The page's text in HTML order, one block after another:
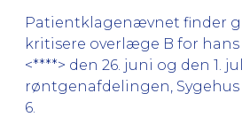
Patientklagenævnet finder
kritisere overlæge B for
<****> den 26. juni og den 1.
røntgenafdelingen, Sygehus
6.